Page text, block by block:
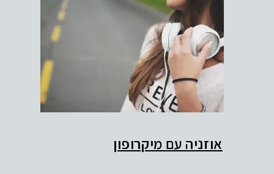
אוזניה עם מיקרופון